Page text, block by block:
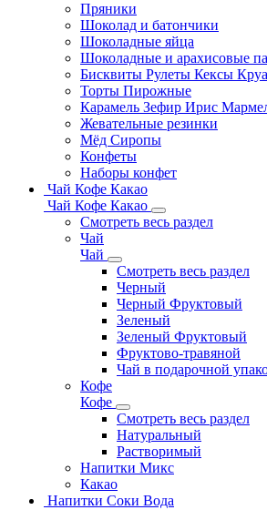
Пряники
Шоколад и батончики
Шоколадные яйца
Шоколадные и арахисовые
Бисквиты Рулеты Кексы
Торты Пирожные
Карамель Зефир Ирис
Жевательные резинки
Мёд Сиропы
Конфеты
Наборы конфет
Чай Кофе Какао
Чай Кофе Какао
Смотреть весь раздел
Чай
Чай
Смотреть весь раздел
Черный
Черный Фруктовый
Зеленый
Зеленый Фруктовый
Фруктово-травяной
Чай в подарочной
Кофе
Кофе
Смотреть весь раздел
Натуральный
Растворимый
Напитки Микс
Какао
Напитки Соки Вода